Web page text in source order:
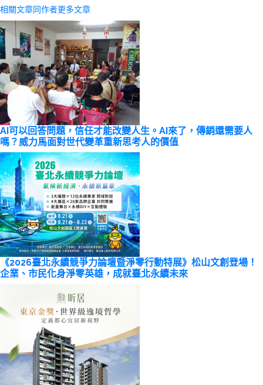
相關文章同作者更多文章
AI可以回答問題，信任才能改變人生。AI來了，傳銷還需要人
嗎？威力馬面對世代變革重新思考人的價值
《2026臺北永續競爭力論壇暨淨零行動特展》松山文創登場！
企業、市民化身淨零英雄，成就臺北永續未來